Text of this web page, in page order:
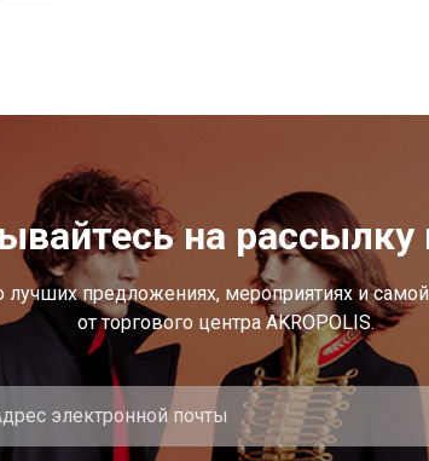
на рассылку
лучших предложениях, мероприятиях и
от торгового центра AKROPOLIS.